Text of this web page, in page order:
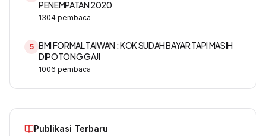
PENEMPATAN 2020
1304 pembaca
5 BMI FORMAL TAIWAN : KOK SUDAH BAYAR TAPI MASIH
DIPOTONG GAJI
1006 pembaca
Publikasi Terbaru